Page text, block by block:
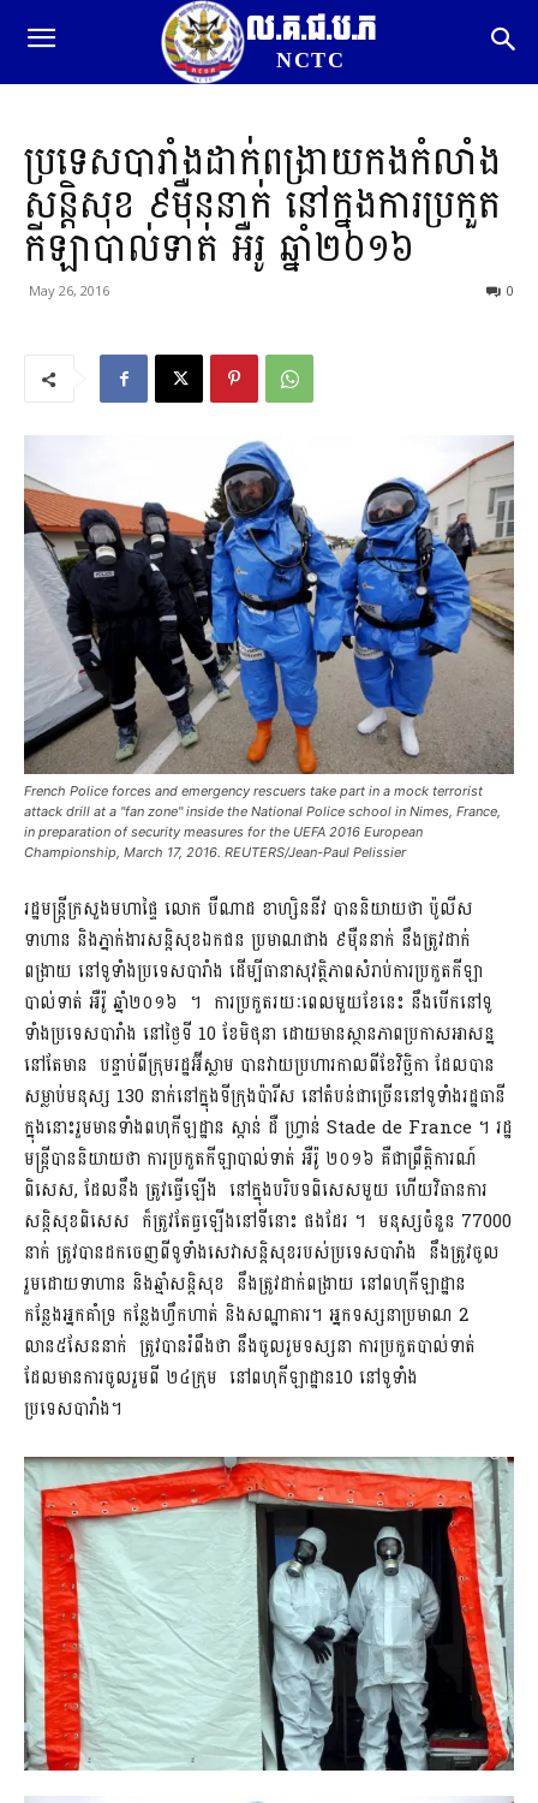
ល.គ.ជ.ប.ភ
NCTC
ប្រទេសបារាំងដាក់ពង្រាយកងកំលាំង
សន្តិសុខ ៩ម៉ឺននាក់ នៅក្នុងការប្រកួត
កីឡាបាល់ទាត់ អឺរូ ឆ្នាំ២០១៦
May 26, 2016 0
French Police forces and emergency rescuers take part in a mock terrorist
attack drill at a "fan zone" inside the National Police school in Nimes, France,
in preparation of security measures for the UEFA 2016 European
Championship, March 17, 2016. REUTERS/Jean-Paul Pelissier
រដ្ឋមន្ត្រីក្រសួងមហាផ្ទៃ លោក បឺណាដ ខាហ្សិននីវ បាននិយាយថា ប៉ូលីស
ទាហាន និងភ្នាក់ងារសន្តិសុខឯកជន ប្រមាណជាង ៩ម៉ឺននាក់ នឹងត្រូវដាក់
ពង្រាយ នៅទូទាំងប្រទេសបារាំង ដើម្បីធានាសុវត្ថិភាពសំរាប់ការប្រកួតកីឡា
បាល់ទាត់ អឺរ៉ូ ឆ្នាំ២០១៦ ។ ការប្រកួតរយៈពេលមួយខែនេះ នឹងបើកនៅទូ
ទាំងប្រទេសបារាំង នៅថ្ងៃទី 10 ខែមិថុនា ដោយមានស្ថានភាពប្រកាសអាសន្ន
នៅតែមាន បន្ទាប់ពីក្រុមរដ្ឋអ៊ីស្លាម បានវាយប្រហារកាលពីខែវិច្ឆិកា ដែលបាន
សម្លាប់មនុស្ស 130 នាក់នៅក្នុងទីក្រុងប៉ារីស នៅតំបន់ជាច្រើននៅទូទាំងរដ្ឋធានី
ក្នុងនោះរួមមានទាំងពហុកីឡដ្ឋាន ស្តាន់ ដឺ ហ្រ្វាន់ Stade de France ។ រដ្ឋ
មន្ត្រីបាននិយាយថា ការប្រកួតកីឡាបាល់ទាត់ អឺរ៉ូ ២០១៦ គឺជាព្រឹត្តិការណ៍
ពិសេស, ដែលនឹង ត្រូវធ្វើឡើង នៅក្នុងបរិបទពិសេសមួយ ហើយវិធានការ
សន្តិសុខពិសេស ក៏ត្រូវតែធ្វឡើងនៅទីនោះ ផងដែរ ។ មនុស្សចំនួន 77000
នាក់ ត្រូវបានដកចេញពីទូទាំងសេវាសន្តិសុខរបស់ប្រទេសបារាំង នឹងត្រូវចូល
រួមដោយទាហាន និងឆ្មាំសន្តិសុខ នឹងត្រូវដាក់ពង្រាយ នៅពហុកីឡាដ្ឋាន
កន្លែងអ្នកគាំទ្រ កន្លែងហ្វឹកហាត់ និងសណ្ឋាគារ។ អ្នកទស្សនាប្រមាណ 2
លាន៥សែននាក់ ត្រូវបានរំពឹងថា នឹងចូលរូមទស្សនា ការប្រកួតបាល់ទាត់
ដែលមានការចូលរួមពី ២៤ក្រុម នៅពហុកីឡាដ្ឋាន10 នៅទូទាំង
ប្រទេសបារាំង។